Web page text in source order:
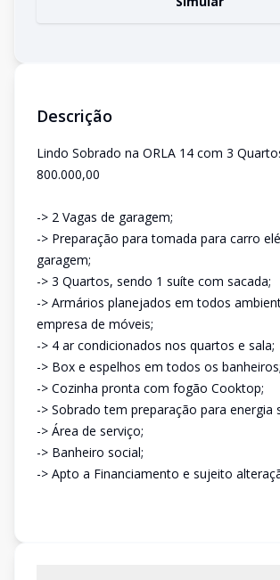
Descrição
Lindo Sobrado na ORLA 14 com 3
800.000,00
-> 2 Vagas de garagem;
-> Preparação para tomada para carro
garagem;
-> 3 Quartos, sendo 1 suíte com sacada;
-> Armários planejados em todos
empresa de móveis;
-> 4 ar condicionados nos quartos e sala;
-> Box e espelhos em todos os banheiros;
-> Cozinha pronta com fogão Cooktop;
-> Sobrado tem preparação para energia
-> Área de serviço;
-> Banheiro social;
-> Apto a Financiamento e sujeito